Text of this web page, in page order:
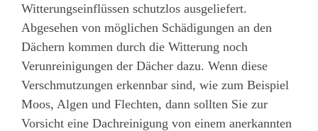
Witterungseinflüssen schutzlos ausgeliefert.
Abgesehen von möglichen Schädigungen an den
Dächern kommen durch die Witterung noch
Verunreinigungen der Dächer dazu. Wenn diese
Verschmutzungen erkennbar sind, wie zum Beispiel
Moos, Algen und Flechten, dann sollten Sie zur
Vorsicht eine Dachreinigung von einem anerkannten